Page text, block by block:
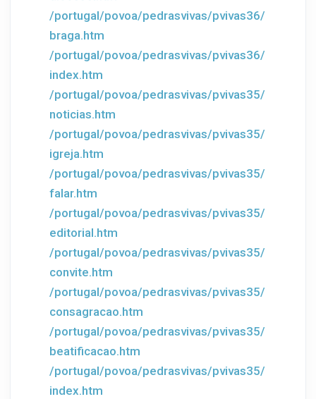
/portugal/povoa/pedrasvivas/pvivas36/
braga.htm
/portugal/povoa/pedrasvivas/pvivas36/
index.htm
/portugal/povoa/pedrasvivas/pvivas35/
noticias.htm
/portugal/povoa/pedrasvivas/pvivas35/
igreja.htm
/portugal/povoa/pedrasvivas/pvivas35/
falar.htm
/portugal/povoa/pedrasvivas/pvivas35/
editorial.htm
/portugal/povoa/pedrasvivas/pvivas35/
convite.htm
/portugal/povoa/pedrasvivas/pvivas35/
consagracao.htm
/portugal/povoa/pedrasvivas/pvivas35/
beatificacao.htm
/portugal/povoa/pedrasvivas/pvivas35/
index.htm